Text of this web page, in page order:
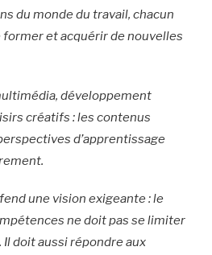
du monde du travail, chacun
et acquérir de nouvelles
développement
créatifs : les contenus
d’apprentissage
une vision exigeante : le
ne doit pas se limiter
doit aussi répondre aux